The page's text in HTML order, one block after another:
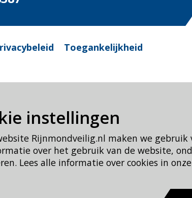
instellingen
Rijnmondveilig.nl maken we gebruik
over het gebruik van de website,
Lees alle informatie over cookies in onze
Toegankelijkheid